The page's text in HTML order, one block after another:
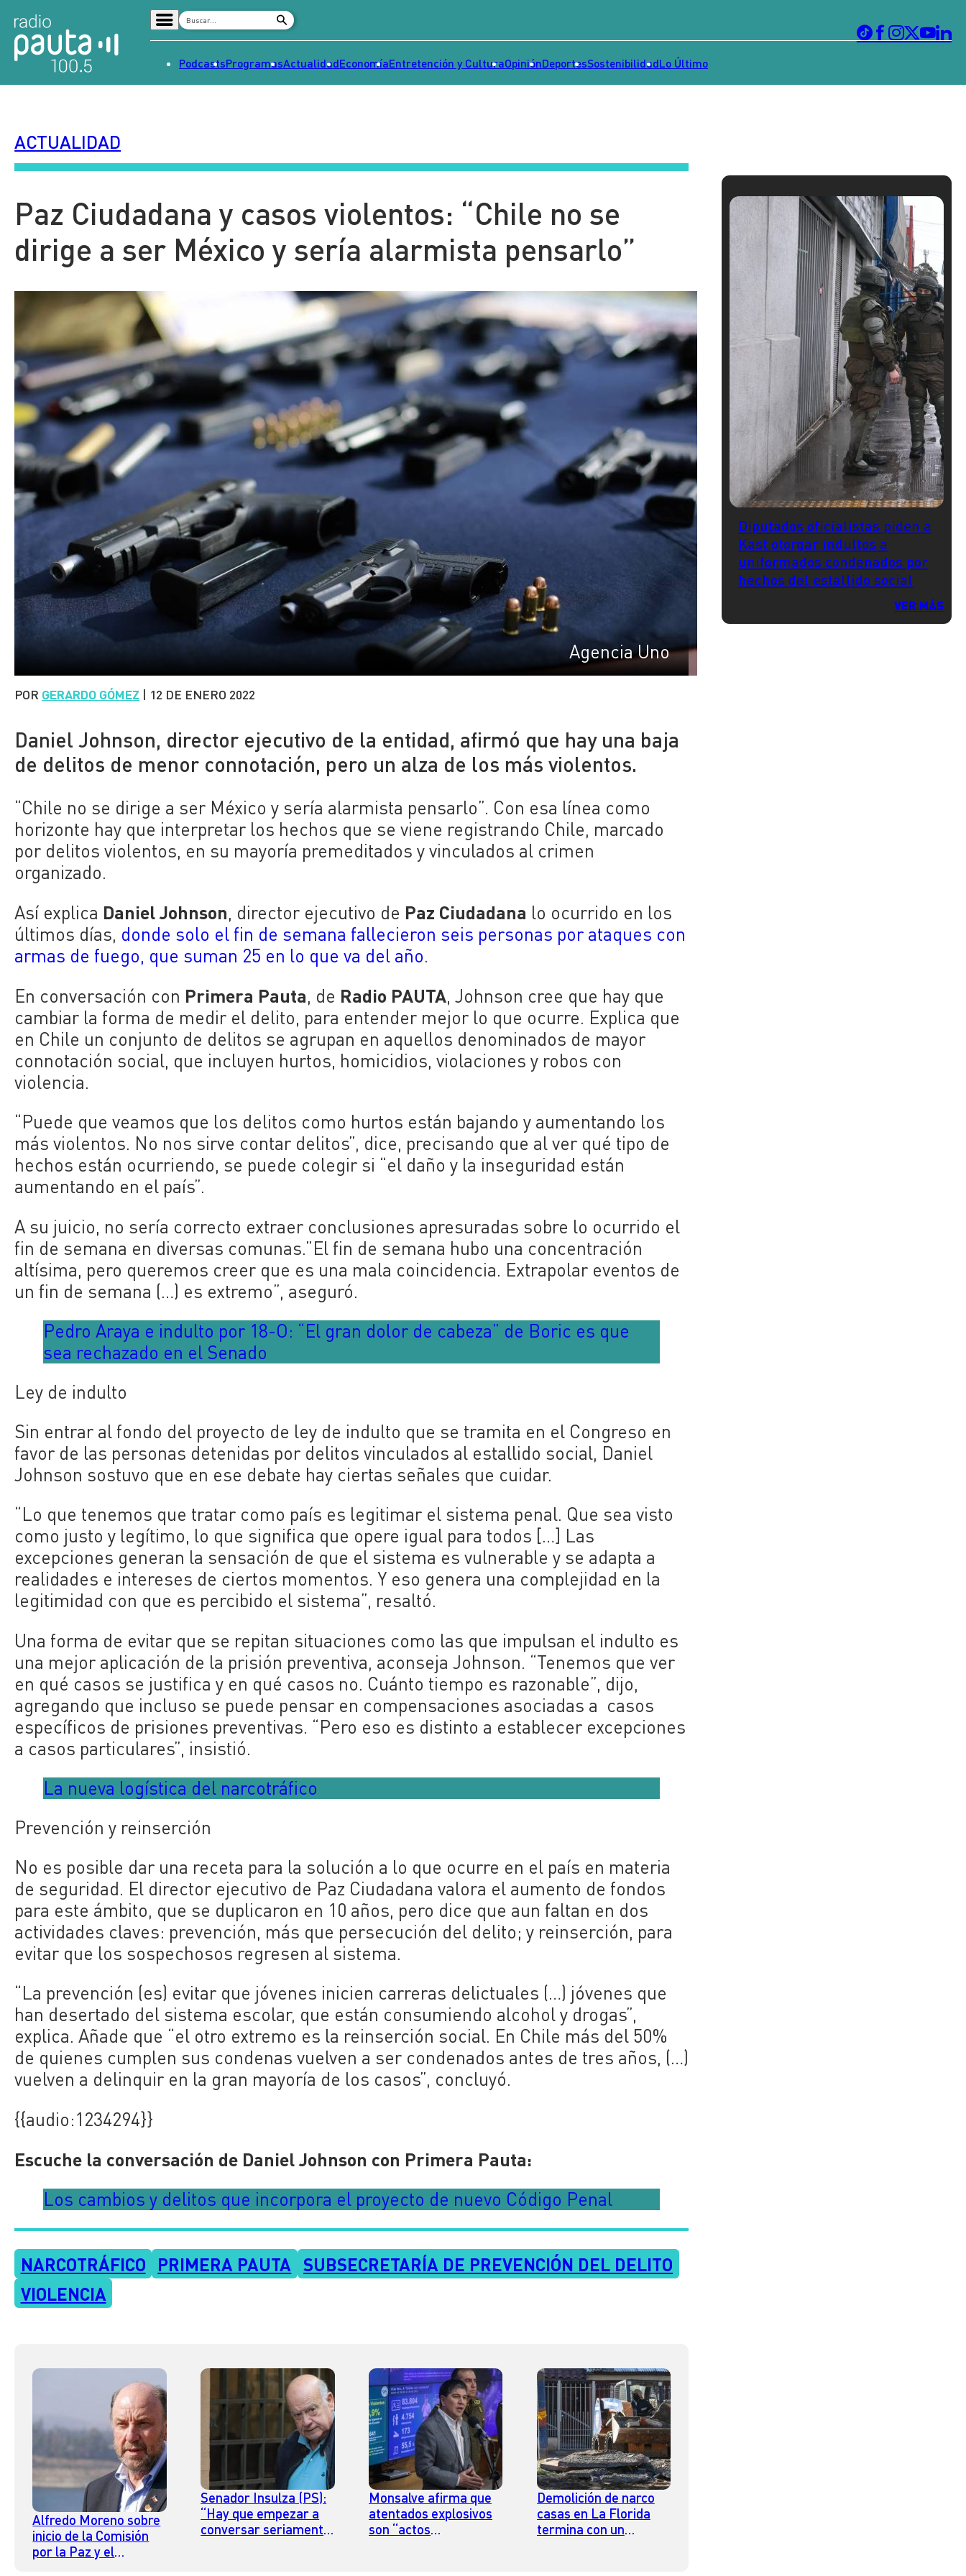
Señal 2
Tendencias
Dato en Pauta
Contenido Patrocinado
PodcastsProgramasActualidadEconomíaEntretención y CulturaOpiniónDeportesSostenibilidadLo Último
ACTUALIDAD
Paz Ciudadana y casos violentos: “Chile no se
dirige a ser México y sería alarmista pensarlo”
Agencia Uno
POR GERARDO GÓMEZ | 12 DE ENERO 2022
Daniel Johnson, director ejecutivo de la entidad, afirmó que hay una baja
de delitos de menor connotación, pero un alza de los más violentos.
“Chile no se dirige a ser México y sería alarmista pensarlo”. Con esa línea como
horizonte hay que interpretar los hechos que se viene registrando Chile, marcado
por delitos violentos, en su mayoría premeditados y vinculados al crimen
organizado.
Así explica Daniel Johnson, director ejecutivo de Paz Ciudadana lo ocurrido en los
últimos días, donde solo el fin de semana fallecieron seis personas por ataques con
armas de fuego, que suman 25 en lo que va del año.
En conversación con Primera Pauta, de Radio PAUTA, Johnson cree que hay que
cambiar la forma de medir el delito, para entender mejor lo que ocurre. Explica que
en Chile un conjunto de delitos se agrupan en aquellos denominados de mayor
connotación social, que incluyen hurtos, homicidios, violaciones y robos con
violencia.
“Puede que veamos que los delitos como hurtos están bajando y aumentando los
más violentos. No nos sirve contar delitos”, dice, precisando que al ver qué tipo de
hechos están ocurriendo, se puede colegir si “el daño y la inseguridad están
aumentando en el país”.
A su juicio, no sería correcto extraer conclusiones apresuradas sobre lo ocurrido el
fin de semana en diversas comunas.”El fin de semana hubo una concentración
altísima, pero queremos creer que es una mala coincidencia. Extrapolar eventos de
un fin de semana (…) es extremo”, aseguró.
Pedro Araya e indulto por 18-O: “El gran dolor de cabeza” de Boric es que
sea rechazado en el Senado
Ley de indulto
Sin entrar al fondo del proyecto de ley de indulto que se tramita en el Congreso en
favor de las personas detenidas por delitos vinculados al estallido social, Daniel
Johnson sostuvo que en ese debate hay ciertas señales que cuidar.
“Lo que tenemos que tratar como país es legitimar el sistema penal. Que sea visto
como justo y legítimo, lo que significa que opere igual para todos […] Las
excepciones generan la sensación de que el sistema es vulnerable y se adapta a
realidades e intereses de ciertos momentos. Y eso genera una complejidad en la
legitimidad con que es percibido el sistema”, resaltó.
Una forma de evitar que se repitan situaciones como las que impulsan el indulto es
una mejor aplicación de la prisión preventiva, aconseja Johnson. “Tenemos que ver
en qué casos se justifica y en qué casos no. Cuánto tiempo es razonable”, dijo,
agregando que incluso se puede pensar en compensaciones asociadas a casos
específicos de prisiones preventivas. “Pero eso es distinto a establecer excepciones
a casos particulares”, insistió.
La nueva logística del narcotráfico
Prevención y reinserción
No es posible dar una receta para la solución a lo que ocurre en el país en materia
de seguridad. El director ejecutivo de Paz Ciudadana valora el aumento de fondos
para este ámbito, que se duplicaron en 10 años, pero dice que aun faltan en dos
actividades claves: prevención, más que persecución del delito; y reinserción, para
evitar que los sospechosos regresen al sistema.
“La prevención (es) evitar que jóvenes inicien carreras delictuales (…) jóvenes que
han desertado del sistema escolar, que están consumiendo alcohol y drogas”,
explica. Añade que “el otro extremo es la reinserción social. En Chile más del 50%
de quienes cumplen sus condenas vuelven a ser condenados antes de tres años, (…)
vuelven a delinquir en la gran mayoría de los casos”, concluyó.
{{audio:1234294}}
Escuche la conversación de Daniel Johnson con Primera Pauta:
Los cambios y delitos que incorpora el proyecto de nuevo Código Penal
NARCOTRÁFICO PRIMERA PAUTA
SUBSECRETARÍA DE PREVENCIÓN DEL DELITO
VIOLENCIA
Alfredo Moreno sobre
inicio de la Comisión
por la Paz y el
Senador Insulza (PS):
“Hay que empezar a
conversar seriamente
Monsalve afirma que
atentados explosivos
son “actos
Demolición de narco
casas en La Florida
termina con un
Diputados oficialistas piden a
Kast otorgar indultos a
uniformados condenados por
hechos del estallido social
VER MÁS